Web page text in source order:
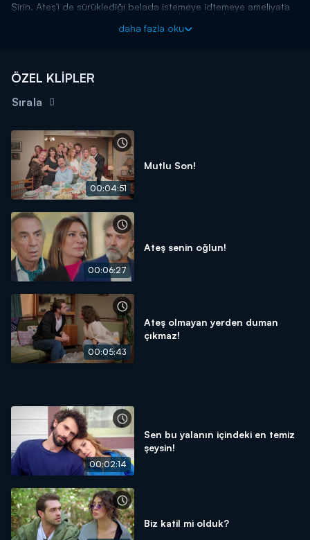
Şirin, Ateş'i de sürüklediği belada istemeye idtemeye ameliyata
zorlanan Şirin, Ateş'in doktor olduğunu öğrenince rahatlıyor.
Çatı Katı Aşk yeni bölümüyle cumartesi akşamı saat 20.00'da
Kanal D'de!
daha fazla oku
ÖZEL KLİPLER
Sırala
00:04:51
Mutlu Son!
00:06:27
Ateş senin oğlun!
00:05:43
Ateş olmayan yerden duman
çıkmaz!
00:02:14
Sen bu yalanın içindeki en temiz
şeysin!
Biz katil mi olduk?